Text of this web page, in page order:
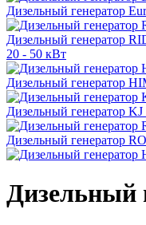
Дизельный генератор
Дизельный генератор
20 - 50 кВт
Дизельный генератор
Дизельный генератор
Дизельный генератор
Дизельный